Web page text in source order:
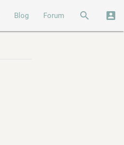
Blog Forum search account_box